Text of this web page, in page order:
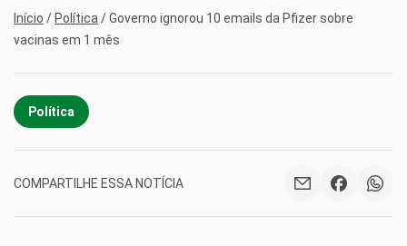
Início / Política /Governo ignorou 10 emails da Pfizer sobre
vacinas em 1 mês
Política
COMPARTILHE ESSA NOTÍCIA